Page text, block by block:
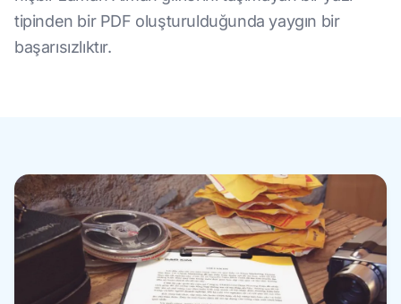
tipinden bir PDF oluşturulduğunda yaygın bir
başarısızlıktır.